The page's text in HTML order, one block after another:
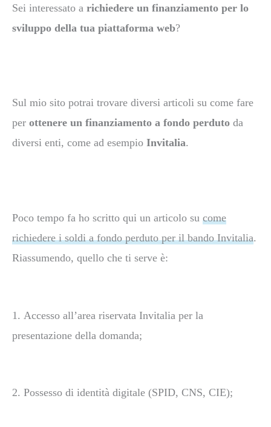
Sei interessato a richiedere un finanziamento per lo
sviluppo della tua piattaforma web?
Sul mio sito potrai trovare diversi articoli su come fare
per ottenere un finanziamento a fondo perduto da
diversi enti, come ad esempio Invitalia.
Poco tempo fa ho scritto qui un articolo su come
richiedere i soldi a fondo perduto per il bando Invitalia.
Riassumendo, quello che ti serve è:
1. Accesso all’area riservata Invitalia per la
presentazione della domanda;
2. Possesso di identità digitale (SPID, CNS, CIE);